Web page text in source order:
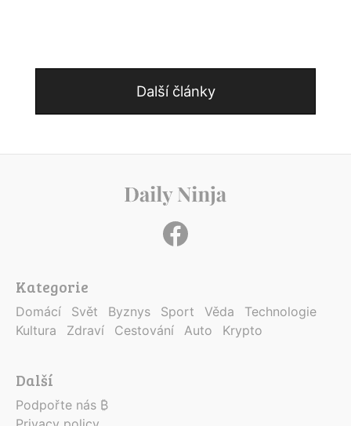
Další články
Kategorie
Domácí Svět Byznys Sport Věda
Technologie
Kultura
Zdraví Cestování Auto Krypto
Další
Podpořte nás ₿